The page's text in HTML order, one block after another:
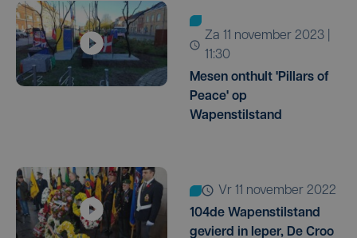
za 11 november 2023 |
11:30
Mesen onthult 'Pillars of
Peace' op
Wapenstilstand
vr 11 november 2022
104de Wapenstilstand
gevierd in Ieper, De Croo